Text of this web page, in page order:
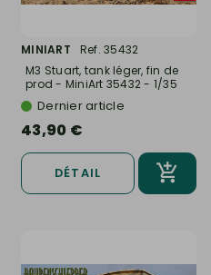
MINIART
Ref. 35432
M3 Stuart, tank léger, fin de
prod - MiniArt 35432 - 1/35
Dernier article
43,90 €
DÉTAIL